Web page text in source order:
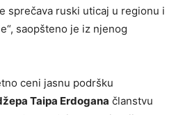
sprečava ruski uticaj u regionu i
saopšteno je iz njenog
ceni jasnu podršku
Taipa Erdogana članstvu